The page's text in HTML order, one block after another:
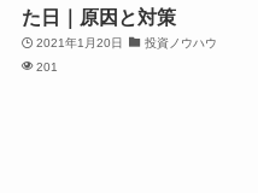
た日｜原因と対策
2021年1月20日
投資ノウハウ
201